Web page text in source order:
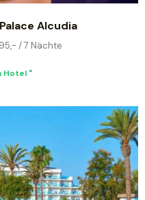
Alcudia
/ 7 Nächte
Hotel "